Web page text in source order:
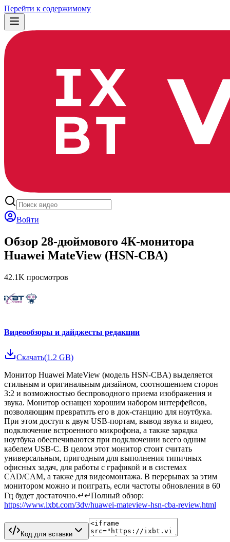
Перейти к содержимому
Войти
Обзор 28-дюймового 4К-монитора
Huawei MateView (HSN-CBA)
42.1K просмотров
Видеообзоры и дайджесты редакции
Скачать(1.2 GB)
Монитор Huawei MateView (модель HSN-CBA) выделяется
стильным и оригинальным дизайном, соотношением сторон
3:2 и возможностью беспроводного приема изображения и
звука. Монитор оснащен хорошим набором интерфейсов,
позволяющим превратить его в док-станцию для ноутбука.
При этом доступ к двум USB-портам, вывод звука и видео,
подключение встроенного микрофона, а также зарядка
ноутбука обеспечиваются при подключении всего одним
кабелем USB-C. В целом этот монитор стоит считать
универсальным, пригодным для выполнения типичных
офисных задач, для работы с графикой и в системах
CAD/CAM, а также для видеомонтажа. В перерывах за этим
монитором можно и поиграть, если частоты обновления в 60
Гц будет достаточно.↵↵Полный обзор:
https://www.ixbt.com/3dv/huawei-mateview-hsn-cba-review.html
Код для вставки